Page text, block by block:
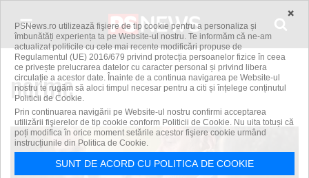
norme
×
PSNews.ro utilizează fişiere de tip cookie pentru a personaliza și
îmbunătăți experiența ta pe Website-ul nostru. Te informăm că ne-am
actualizat politicile cu cele mai recente modificări propuse de
Regulamentul (UE) 2016/679 privind protecția persoanelor fizice în ceea
ce privește prelucrarea datelor cu caracter personal și privind libera
circulație a acestor date. Înainte de a continua navigarea pe Website-ul
nostru te rugăm să aloci timpul necesar pentru a citi și înțelege conținutul
Politicii de Cookie.
Prin continuarea navigării pe Website-ul nostru confirmi acceptarea
utilizării fişierelor de tip cookie conform Politicii de Cookie. Nu uita totuși că
poți modifica în orice moment setările acestor fişiere cookie urmând
instrucțiunile din Politica de Cookie.
SUNT DE ACORD CU POLITICA DE COOKIE